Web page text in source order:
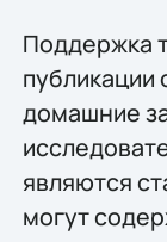
Поддержка
публикации
домашние
являются
могут